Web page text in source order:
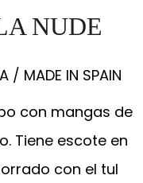
NUDE
/ MADE IN SPAIN
con mangas de
Tiene escote en
con el tul